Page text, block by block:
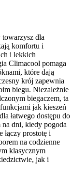
dla
komfortu i
i lekkich
Climacool pomaga
które dają
krój zapewnia
biegu. Niezależnie
biegaczem, ta
jak kieszeń
łatwego dostępu do
na dni, kiedy pogoda
prostotę i
na codzienne
klasycznym
jak i